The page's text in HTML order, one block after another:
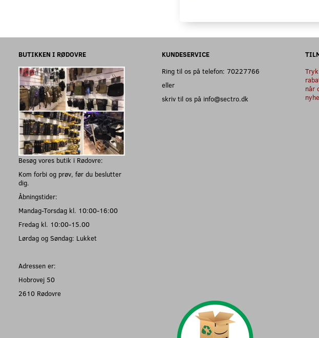
BUTIKKEN I RØDOVRE
Besøg vores butik i Rødovre:
Kom forbi og prøv, før du beslutter
dig.
Åbningstider:
Mandag-Torsdag kl. 10:00-16:00
Fredag kl. 10:00-15.00
Lørdag og Søndag: Lukket
Adressen er:
Hobrovej 50
2610 Rødovre
KUNDESERVICE
Ring til os på telefon: 70227766
eller
skriv til os på info@sectro.dk
når